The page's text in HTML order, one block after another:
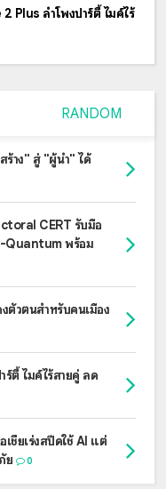
Plus ลำโพงปาร์ตี้ ไมค์ไร้
RANDOM
ร้าง" สู่ "ผู้นำ" ได้
CERT รับมือ
Quantum พร้อม
วตนสำหรับคนเมือง
ตี้ ไมค์ไร้สายคู่ ลด
ชียเร่งสปีดใช้ AI แต่
ย
0